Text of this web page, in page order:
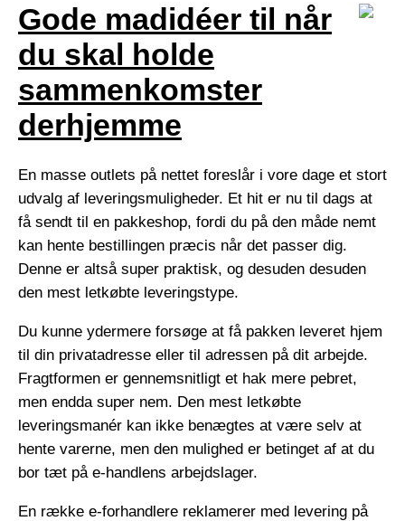
Gode madidéer til når
du skal holde
sammenkomster
derhjemme
En masse outlets på nettet foreslår i vore dage et stort
udvalg af leveringsmuligheder. Et hit er nu til dags at
få sendt til en pakkeshop, fordi du på den måde nemt
kan hente bestillingen præcis når det passer dig.
Denne er altså super praktisk, og desuden desuden
den mest letkøbte leveringstype.
Du kunne ydermere forsøge at få pakken leveret hjem
til din privatadresse eller til adressen på dit arbejde.
Fragtformen er gennemsnitligt et hak mere pebret,
men endda super nem. Den mest letkøbte
leveringsmanér kan ikke benægtes at være selv at
hente varerne, men den mulighed er betinget af at du
bor tæt på e-handlens arbejdslager.
En række e-forhandlere reklamerer med levering på